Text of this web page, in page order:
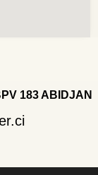
183 ABIDJAN
Powered